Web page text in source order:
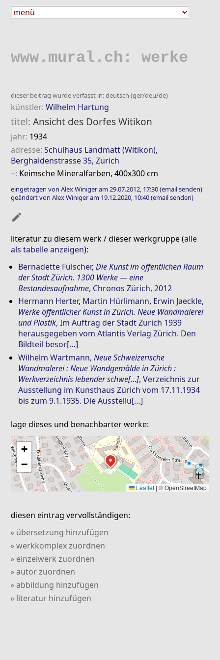
www.mural.ch: werke
dieser beitrag wurde verfasst in: deutsch (ger/deu/de)
künstler:Wilhelm Hartung
titel:Ansicht des Dorfes Witikon
jahr: 1934
adresse:Schulhaus Landmatt (Witikon),
Berghaldenstrasse 35, Zürich
+: Keimsche Mineralfarben, 400x300 cm
eingetragen von Alex Winiger am 29.07.2012, 17:30(email senden)
geändert von Alex Winiger am 19.12.2020, 10:40(email senden)
mode_edit
literatur zu diesem werk / dieser werkgruppe (alle
als tabelle anzeigen):
Bernadette Fülscher,Die Kunst im öffentlichen Raum
der Stadt Zürich. 1300 Werke — eine
Bestandesaufnahme, Chronos Zürich, 2012
Hermann Herter, Martin Hürlimann, Erwin Jaeckle,
Werke öffentlicher Kunst in Zürich. Neue Wandmalerei
und Plastik, Im Auftrag der Stadt Zürich 1939
herausgegeben vom Atlantis Verlag Zürich. Den
Bildteil besor[…]
Wilhelm Wartmann,Neue Schweizerische
Wandmalerei : Neue Wandgemälde in Zürich :
Werkverzeichnis lebender schwe[…], Verzeichnis zur
Ausstellung im Kunsthaus Zürich vom 17.11.1934
bis zum 9.1.1935. Die Ausstellu[…]
lage dieses und benachbarter werke:
+
−
⛶
Leaflet | © OpenStreetMap
diesen eintrag vervollständigen:
» übersetzung hinzufügen
» werkkomplex zuordnen
» einzelwerk zuordnen
» autor zuordnen
» abbildung hinzufügen
» literatur hinzufügen